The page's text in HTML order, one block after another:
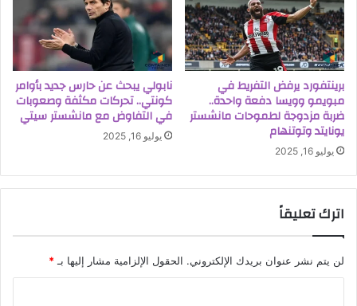
برينتفورد يرفض التفريط في
مبويمو وويسا دفعة واحدة..
ضربة مزدوجة لطموحات مانشستر
يونايتد وتوتنهام
يوليو 16, 2025
نابولي يبحث عن حارس جديد بأوامر
كونتي.. تحركات مكثفة وصعوبات
في التفاوض مع مانشستر سيتي
يوليو 16, 2025
اترك تعليقاً
لن يتم نشر عنوان بريدك الإلكتروني. الحقول الإلزامية مشار إليها بـ *